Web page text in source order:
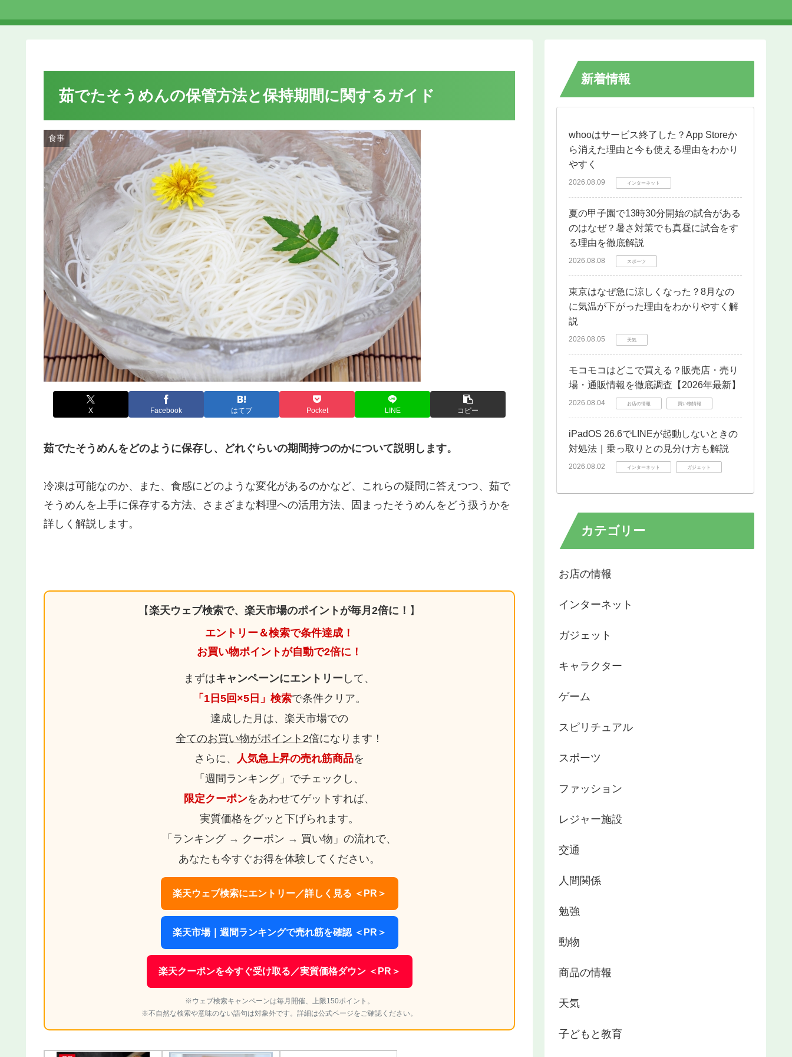
茹でたそうめんの保管方法と保持期間に関するガイド
食事
X Facebook はてブ Pocket LINE コピー
茹でたそうめんをどのように保存し、どれぐらいの期間持つのかについて説明します。
冷凍は可能なのか、また、食感にどのような変化があるのかなど、これらの疑問に答えつつ、茹で
そうめんを上手に保存する方法、さまざまな料理への活用方法、固まったそうめんをどう扱うかを
詳しく解説します。
【楽天ウェブ検索で、楽天市場のポイントが毎月2倍に！ 】
エントリー＆検索で条件達成！
お買い物ポイントが自動で2倍に！
まずはキャンペーンにエントリー して、
「1日5回×5日」検索で条件クリア。
達成した月は、楽天市場での
全てのお買い物がポイント2倍になります！
さらに、 人気急上昇の売れ筋商品を
「週間ランキング」でチェックし、
限定クーポンをあわせてゲットすれば、
実質価格をグッと下げられます。
「ランキング → クーポン → 買い物」の流れで、
あなたも今すぐお得を体験してください。
楽天ウェブ検索にエントリー／詳しく見る ＜PR＞
楽天市場｜週間ランキングで売れ筋を確認 ＜PR＞
楽天クーポンを今すぐ受け取る／実質価格ダウン ＜PR＞
※ウェブ検索キャンペーンは毎月開催、上限150ポイント。
※不自然な検索や意味のない語句は対象外です。詳細は公式ページをご確認ください。
新着情報
whooはサービス終了した？App Storeか
ら消えた理由と今も使える理由をわかり
やすく
2026.08.09 インターネット
夏の甲子園で13時30分開始の試合がある
のはなぜ？暑さ対策でも真昼に試合をす
る理由を徹底解説
2026.08.08 スポーツ
東京はなぜ急に涼しくなった？8月なの
に気温が下がった理由をわかりやすく解
説
2026.08.05 天気
モコモコはどこで買える？販売店・売り
場・通販情報を徹底調査【2026年最新】
2026.08.04 お店の情報 買い物情報
iPadOS 26.6でLINEが起動しないときの
対処法｜乗っ取りとの見分け方も解説
2026.08.02 インターネット ガジェット
カテゴリー
お店の情報
インターネット
ガジェット
キャラクター
ゲーム
スピリチュアル
スポーツ
ファッション
レジャー施設
交通
人間関係
勉強
動物
商品の情報
天気
子どもと教育